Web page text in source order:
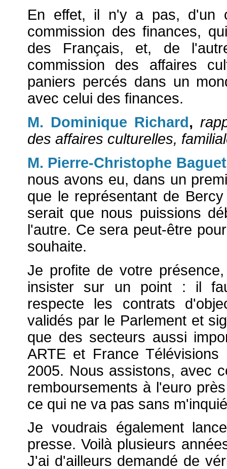
En effet, il n'y a pas, d'un
commission des finances,
des Français, et, de
commission des affaires
paniers percés dans un
avec celui des finances.
M. Dominique Richard,
des affaires culturelles,
M. Pierre-Christophe Baguet
nous avons eu, dans un
que le représentant de
serait que nous puissions
l'autre. Ce sera peut-être
souhaite.
Je profite de votre
insister sur un point : il
respecte les contrats
validés par le Parlement et
que des secteurs aussi
ARTE et France
2005. Nous assistons, avec
remboursements à l'euro
ce qui ne va pas sans
Je voudrais également
presse. Voilà plusieurs
J'ai d'ailleurs demandé de